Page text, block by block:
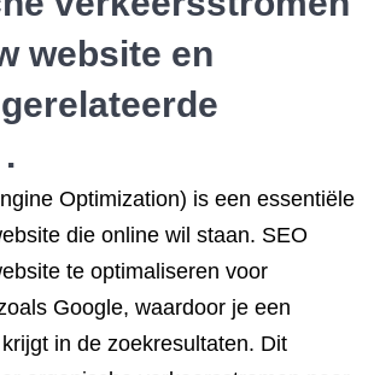
website en
Optimization) is een essentiële
die online wil staan. SEO
te optimaliseren voor
Google, waardoor je een
in de zoekresultaten. Dit